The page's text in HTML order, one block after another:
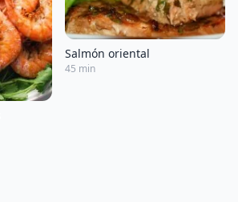
Salmón oriental
45 min